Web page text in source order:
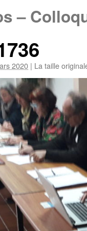
–
2020 | La taille